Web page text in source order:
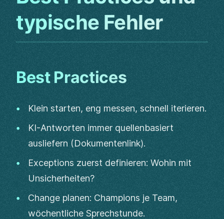
typische Fehler
Best Practices
Klein starten, eng messen, schnell iterieren.
KI-Antworten immer quellenbasiert
ausliefern (Dokumentenlink).
Exceptions zuerst definieren: Wohin mit
Unsicherheiten?
Change planen: Champions je Team,
wöchentliche Sprechstunde.